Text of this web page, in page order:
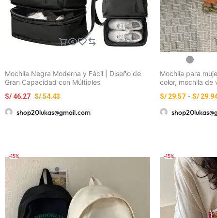
Mochila Negra Moderna y Fácil | Diseño de
Gran Capacidad con Múltiples
Desplazamiento Diario y Viajes, Unisex,
Ligera y Duradera, Perfecta para Estudiantes
y Trabajadores de Oficina
S/54.43
S/46.27
shop20lukas@gmail.com
Mochila para
color, mochila de
estudiante de
multifuncional de
bolsa de tela de
S/ 29.57 - S/
-15% -15%